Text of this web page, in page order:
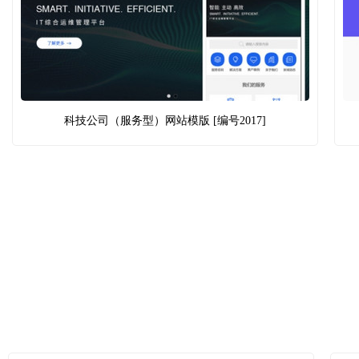
科技公司（服务型）网站模版 [编号2017]